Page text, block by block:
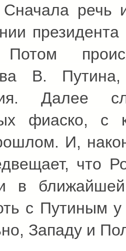
Сначала речь
Потом
В.
Далее
фиаско, с
И,
что
в
с Путиным
Западу и